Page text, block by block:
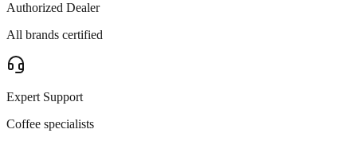
Authorized Dealer
All brands certified
Expert Support
Coffee specialists